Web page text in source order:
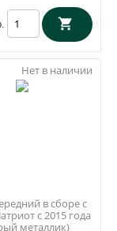
Нет в наличии
в сборе с
с 2015 года
металлик)